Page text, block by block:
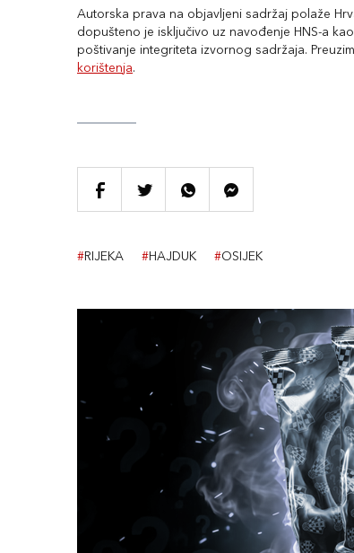
Autorska prava na objavljeni sadržaj polaže
dopušteno je isključivo uz navođenje HNS-a
poštivanje integriteta izvornog sadržaja.
korištenja.
#RIJEKA #HAJDUK #OSIJEK